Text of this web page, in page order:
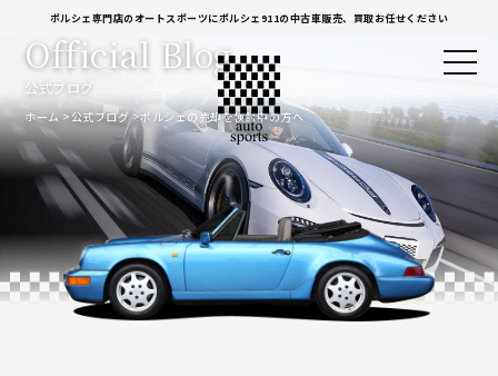
ポルシェ専門店のオートスポーツにポルシェ911の中古車販売、買取お任せください
公式ブログ
Official Blog
ホーム 公式ブログ ポルシェの売却を検討中の方へ